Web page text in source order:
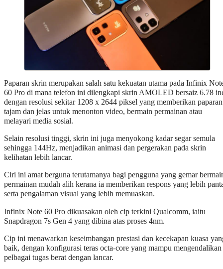
Paparan skrin merupakan salah satu kekuatan utama pada Infinix
60 Pro di mana telefon ini dilengkapi skrin AMOLED bersaiz 6.78
dengan resolusi sekitar 1208 x 2644 piksel yang memberikan paparan
tajam dan jelas untuk menonton video, bermain permainan atau
melayari media sosial.
Selain resolusi tinggi, skrin ini juga menyokong kadar segar semula
sehingga 144Hz, menjadikan animasi dan pergerakan pada skrin
kelihatan lebih lancar.
Ciri ini amat berguna terutamanya bagi pengguna yang gemar
permainan mudah alih kerana ia memberikan respons yang lebih
serta pengalaman visual yang lebih memuaskan.
Infinix Note 60 Pro dikuasakan oleh cip terkini Qualcomm, iaitu
Snapdragon 7s Gen 4 yang dibina atas proses 4nm.
Cip ini menawarkan keseimbangan prestasi dan kecekapan kuasa
baik, dengan konfigurasi teras octa-core yang mampu mengendalikan
pelbagai tugas berat dengan lancar.